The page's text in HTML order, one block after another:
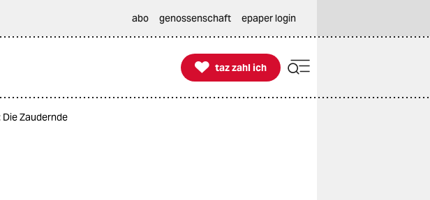
abo genossenschaft epaper login

taz zahl ich
taz zahl ich
Zaudernde